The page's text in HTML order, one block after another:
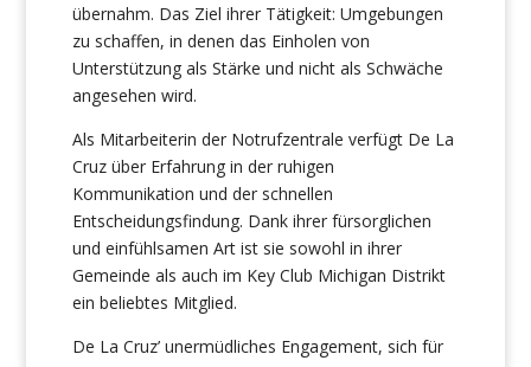
übernahm. Das Ziel ihrer Tätigkeit: Umgebungen
zu schaffen, in denen das Einholen von
Unterstützung als Stärke und nicht als Schwäche
angesehen wird.
Als Mitarbeiterin der Notrufzentrale verfügt De La
Cruz über Erfahrung in der ruhigen
Kommunikation und der schnellen
Entscheidungsfindung. Dank ihrer fürsorglichen
und einfühlsamen Art ist sie sowohl in ihrer
Gemeinde als auch im Key Club Michigan Distrikt
ein beliebtes Mitglied.
De La Cruz’ unermüdliches Engagement, sich für